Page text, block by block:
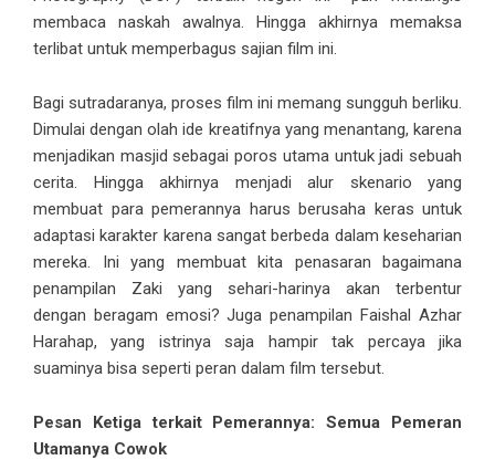
membaca naskah awalnya. Hingga akhirnya memaksa
terlibat untuk memperbagus sajian film ini.
Bagi sutradaranya, proses film ini memang sungguh berliku.
Dimulai dengan olah ide kreatifnya yang menantang, karena
menjadikan masjid sebagai poros utama untuk jadi sebuah
cerita. Hingga akhirnya menjadi alur skenario yang
membuat para pemerannya harus berusaha keras untuk
adaptasi karakter karena sangat berbeda dalam keseharian
mereka. Ini yang membuat kita penasaran bagaimana
penampilan Zaki yang sehari-harinya akan terbentur
dengan beragam emosi? Juga penampilan Faishal Azhar
Harahap, yang istrinya saja hampir tak percaya jika
suaminya bisa seperti peran dalam film tersebut.
Pesan Ketiga terkait Pemerannya: Semua Pemeran
Utamanya Cowok